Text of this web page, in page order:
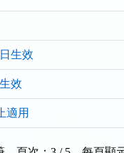
生效
效
適用